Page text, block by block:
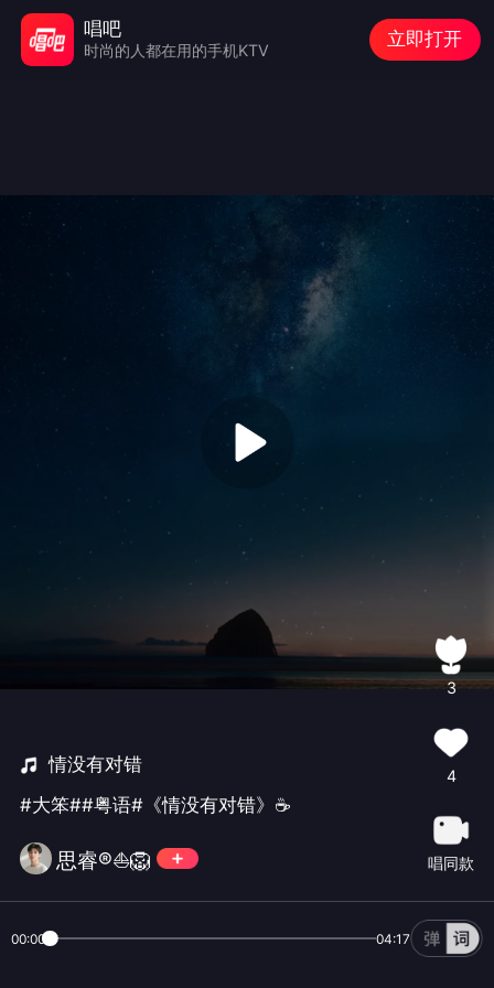
情没有对错
#大笨##粤语#《情没有对错》☕
思睿®️⛵🦁
3
4
唱同款
00:00 04:17
唱吧
时尚的人都在用的手机KTV
立即打开